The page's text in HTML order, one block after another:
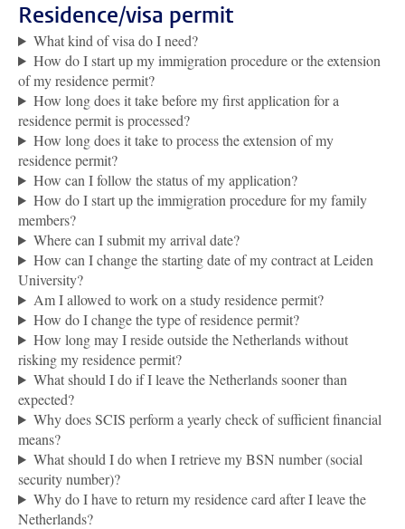
Residence/visa permit
What kind of visa do I need?
How do I start up my immigration procedure or the extension
of my residence permit?
How long does it take before my first application for a
residence permit is processed?
How long does it take to process the extension of my
residence permit?
How can I follow the status of my application?
How do I start up the immigration procedure for my family
members?
Where can I submit my arrival date?
How can I change the starting date of my contract at Leiden
University?
Am I allowed to work on a study residence permit?
How do I change the type of residence permit?
How long may I reside outside the Netherlands without
risking my residence permit?
What should I do if I leave the Netherlands sooner than
expected?
Why does SCIS perform a yearly check of sufficient financial
means?
What should I do when I retrieve my BSN number (social
security number)?
Why do I have to return my residence card after I leave the
Netherlands?